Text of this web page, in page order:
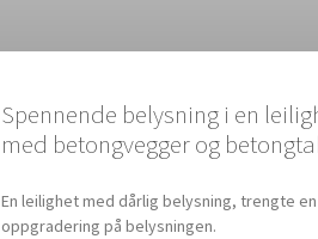
Spennende belysning i en
med betongvegger og
En leilighet med dårlig belysning, trengte en
oppgradering på belysningen.